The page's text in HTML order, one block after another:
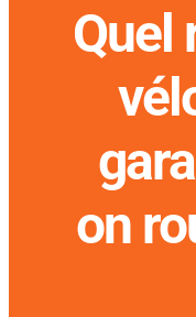
Quel
on